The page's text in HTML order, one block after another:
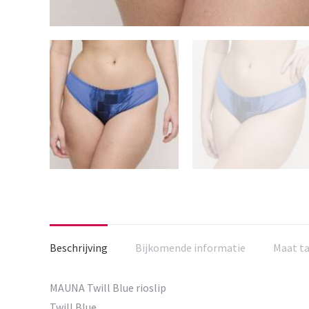
Beschrijving Bijkomende informatie Maat
MAUNA Twill Blue rioslip